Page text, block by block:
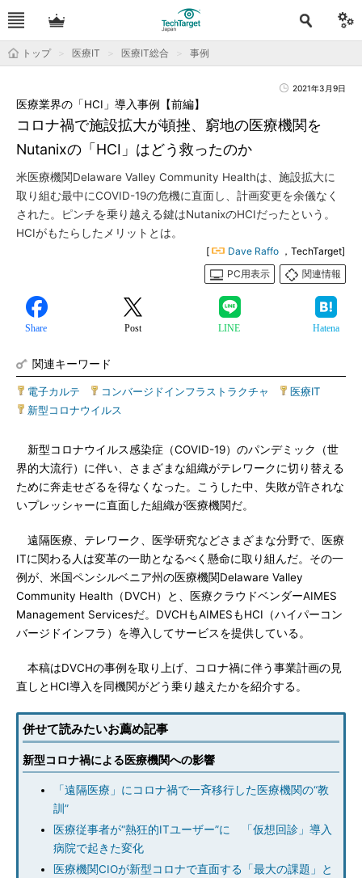
トップ 医療IT 医療IT総合 事例
2021年3月9日
コロナ禍で施設拡大が頓挫、窮地の医療機関を
Nutanixの「HCI」はどう救ったのか
医療業界の「HCI」導入事例【前編】
米医療機関Delaware Valley Community Healthは、施設拡大に
取り組む最中にCOVID-19の危機に直面し、計画変更を余儀なく
された。ピンチを乗り越える鍵はNutanixのHCIだったという。
HCIがもたらしたメリットとは。
[ Dave Raffo ，TechTarget]
PC用表示
関連情報
Share Post LINE Hatena
関連キーワード
電子カルテ コンバージドインフラストラクチャ
医療IT
新型コロナウイルス
新型コロナウイルス感染症（COVID-19）のパンデミック（世
界的大流行）に伴い、さまざまな組織がテレワークに切り替える
ために奔走せざるを得なくなった。こうした中、失敗が許されな
いプレッシャーに直面した組織が医療機関だ。
遠隔医療、テレワーク、医学研究などさまざまな分野で、医療
ITに関わる人は変革の一助となるべく懸命に取り組んだ。その一
例が、米国ペンシルベニア州の医療機関Delaware Valley
Community Health（DVCH）と、医療クラウドベンダーAIMES
Management Servicesだ。DVCHもAIMESもHCI（ハイパーコン
バージドインフラ）を導入してサービスを提供している。
本稿はDVCHの事例を取り上げ、コロナ禍に伴う事業計画の見
直しとHCI導入を同機関がどう乗り越えたかを紹介する。
併せて読みたいお薦め記事
新型コロナ禍による医療機関への影響
「遠隔医療」にコロナ禍で一斉移行した医療機関の“教
訓”
医療従事者が“熱狂的ITユーザー”に 「仮想回診」導入
病院で起きた変化
医療機関CIOが新型コロナで直面する「最大の課題」と